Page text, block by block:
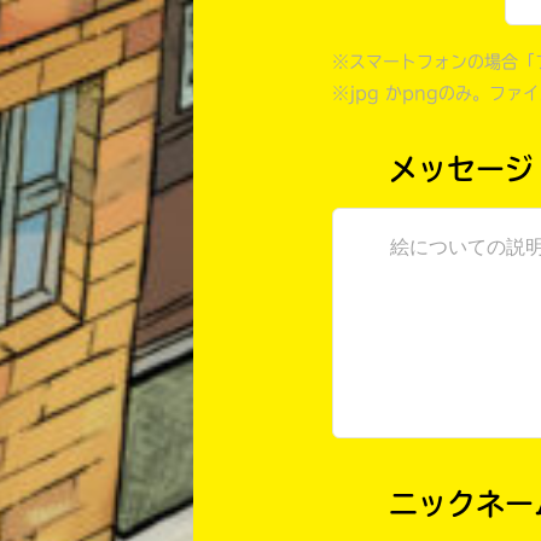
※スマートフォンの場合「
※jpg かpngのみ。ファ
メッセージ
ニックネー